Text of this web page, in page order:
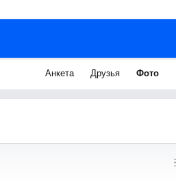
Анкета Друзья Фото